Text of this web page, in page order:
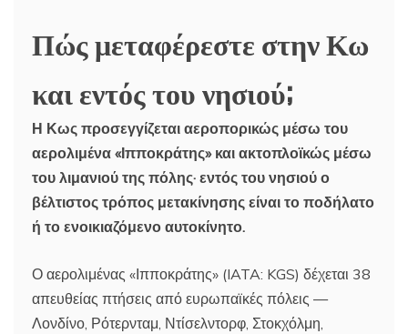
Πώς μεταφέρεστε στην Κω
και εντός του νησιού;
Η Κως προσεγγίζεται αεροπορικώς μέσω του
αερολιμένα «Ιπποκράτης» και ακτοπλοϊκώς μέσω
του λιμανιού της πόλης· εντός του νησιού ο
βέλτιστος τρόπος μετακίνησης είναι το ποδήλατο
ή το ενοικιαζόμενο αυτοκίνητο.
Ο αερολιμένας «Ιπποκράτης» (IATA: KGS) δέχεται 38
απευθείας πτήσεις από ευρωπαϊκές πόλεις —
Λονδίνο, Ρότερνταμ, Ντίσελντορφ, Στοκχόλμη,